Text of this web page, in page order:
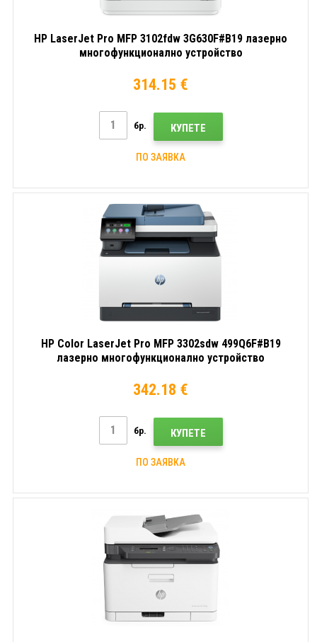
HP LaserJet Pro MFP 3102fdw 3G630F#B19 лазерно
многофункционално устройство
314.15 €
бр. КУПЕТЕ
ПО ЗАЯВКА
HP Color LaserJet Pro MFP 3302sdw 499Q6F#B19
лазерно многофункционално устройство
342.18 €
бр. КУПЕТЕ
ПО ЗАЯВКА